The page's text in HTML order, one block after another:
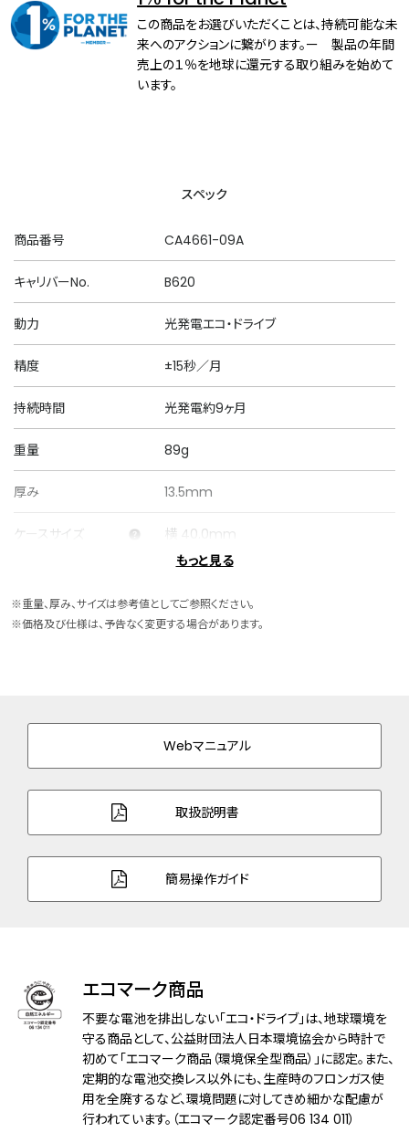
この商品をお選びいただくことは、持続可能な未
来へのアクションに繋がります。ー 製品の年間
売上の１％を地球に還元する取り組みを始めて
います。
スペック
商品番号 CA4661-09A
キャリバーNo. B620
動力 光発電エコ・ドライブ
精度 ±15秒／月
持続時間 光発電約9ヶ月
重量 89g
厚み 13.5mm
ケースサイズ 横 40.0mm
バンド素材・タイプ
牛革
バンド調整可能サイ
142～192mm
ガラス サファイアガラス（無反射コーティング）
１種耐磁
過充電防止機能
クイックスタート機能
フル充電時約9ヶ月可動
日付表示
日付早修正機能
24時間表示
1/5秒クロノグラフ(60分計)
もっと見る
※重量、厚み、サイズは参考値としてご参照ください。
※価格及び仕様は、予告なく変更する場合があります。
Webマニュアル
取扱説明書
簡易操作ガイド
エコマーク商品
不要な電池を排出しない「エコ・ドライブ」は、地球環境を
守る商品として、公益財団法人日本環境協会から時計で
初めて「エコマーク商品（環境保全型商品）」に認定。また、
定期的な電池交換レス以外にも、生産時のフロンガス使
用を全廃するなど、環境問題に対してきめ細かな配慮が
行われています。（エコマーク認定番号06 134 011）